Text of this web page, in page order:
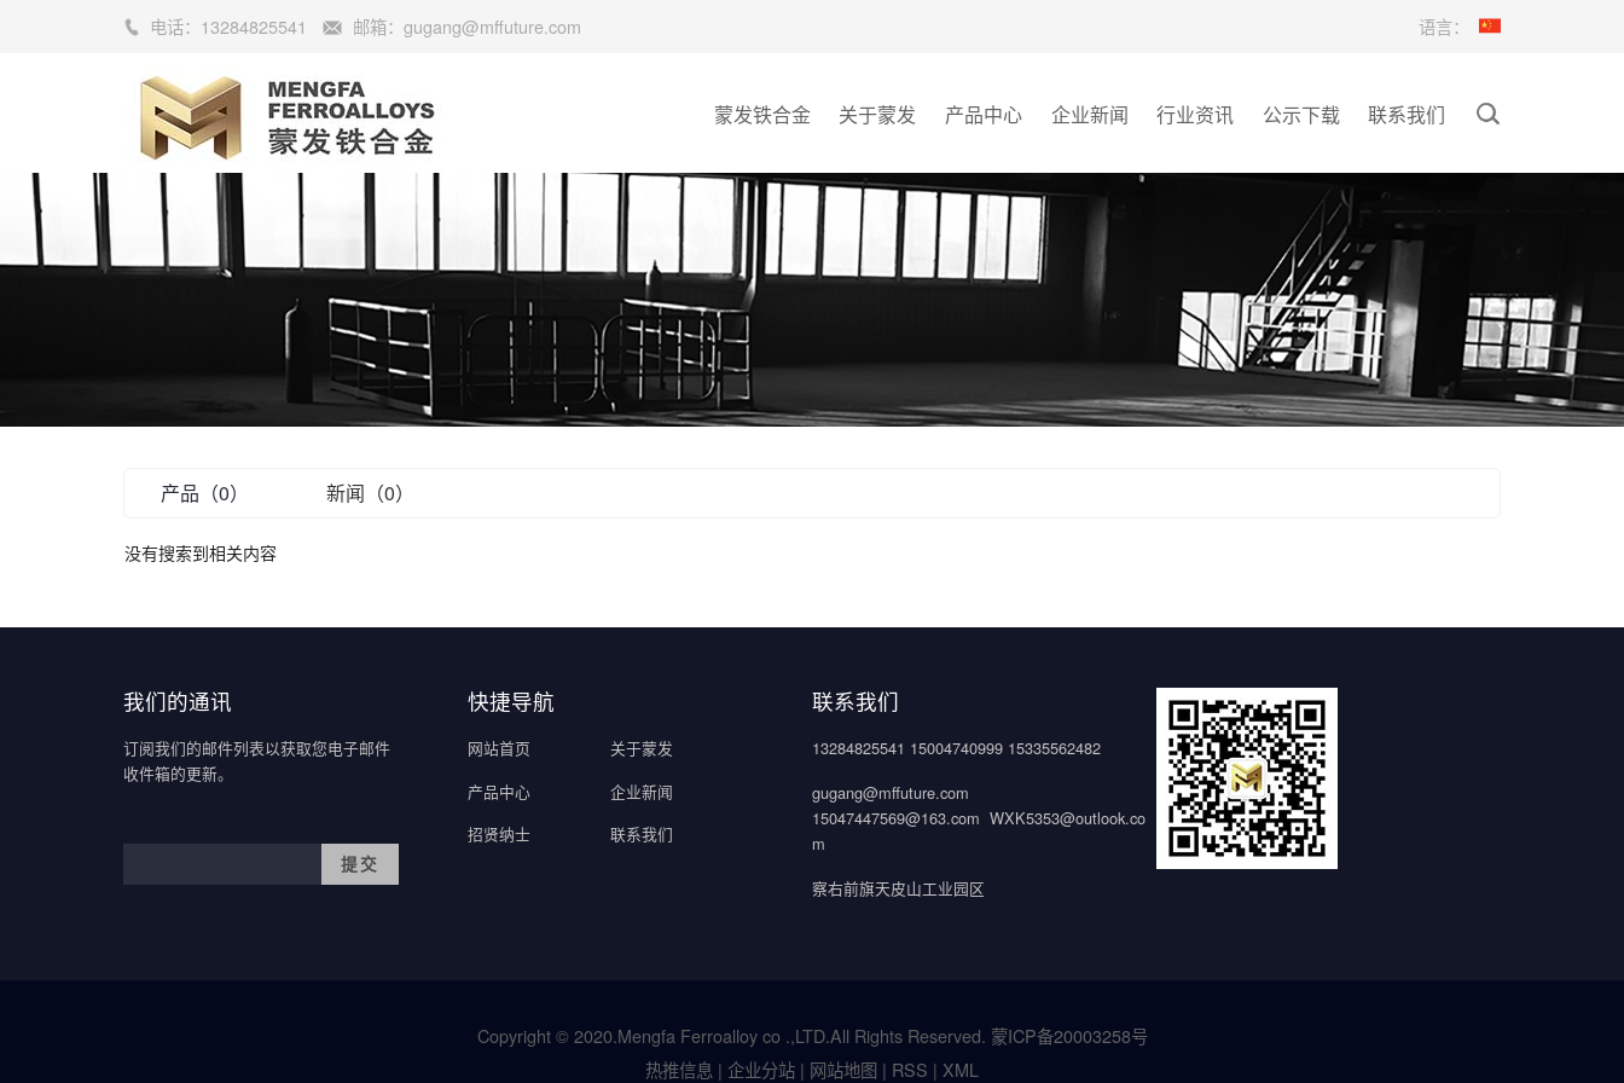
电话： 13284825541 邮箱：gugang@mffuture.com 语言：
蒙发铁合金 关于蒙发 产品中心 企业新闻 行业资讯 公示下载 联系我们
产品（0） 新闻（0）
没有搜索到相关内容
我们的通讯
订阅我们的邮件列表以获取您电子邮件
收件箱的更新。
快捷导航
网站首页
关于蒙发
产品中心
企业新闻
招贤纳士
联系我们
联系我们
13284825541 15004740999 15335562482
gugang@mffuture.com
15047447569@163.com WXK5353@outlook.co
m
察右前旗天皮山工业园区
Copyright © 2020.Mengfa Ferroalloy co .,LTD.All Rights Reserved. 蒙ICP备20003258号
热推信息 | 企业分站 | 网站地图 | RSS | XML